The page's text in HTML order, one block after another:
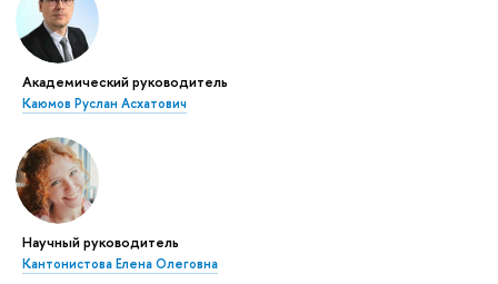
Академический руководитель
Каюмов Руслан Асхатович
Научный руководитель
Кантонистова Елена Олеговна